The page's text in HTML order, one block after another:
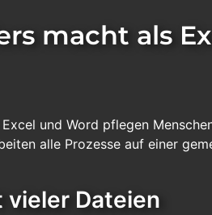
macht als
und Word pflegen
alle Prozesse auf einer
vieler Dateien